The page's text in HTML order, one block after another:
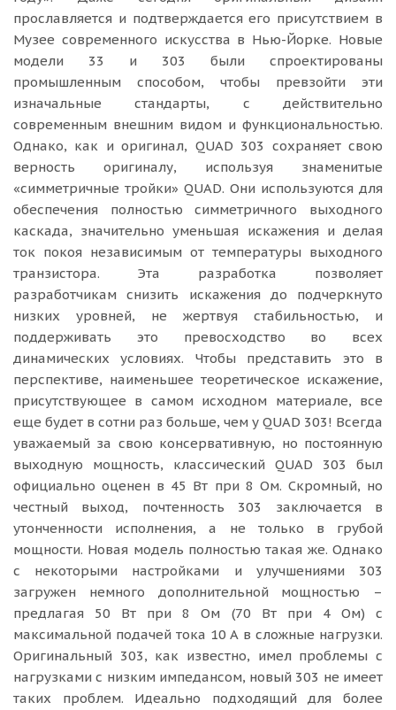
прославляется и подтверждается его присутствием в
Музее современного искусства в Нью-Йорке. Новые
модели 33 и 303 были спроектированы
промышленным способом, чтобы превзойти эти
изначальные стандарты, с действительно
современным внешним видом и функциональностью.
Однако, как и оригинал, QUAD 303 сохраняет свою
верность оригиналу, используя знаменитые
«симметричные тройки» QUAD. Они используются для
обеспечения полностью симметричного выходного
каскада, значительно уменьшая искажения и делая
ток покоя независимым от температуры выходного
транзистора. Эта разработка позволяет
разработчикам снизить искажения до подчеркнуто
низких уровней, не жертвуя стабильностью, и
поддерживать это превосходство во всех
динамических условиях. Чтобы представить это в
перспективе, наименьшее теоретическое искажение,
присутствующее в самом исходном материале, все
еще будет в сотни раз больше, чем у QUAD 303! Всегда
уважаемый за свою консервативную, но постоянную
выходную мощность, классический QUAD 303 был
официально оценен в 45 Вт при 8 Ом. Скромный, но
честный выход, почтенность 303 заключается в
утонченности исполнения, а не только в грубой
мощности. Новая модель полностью такая же. Однако
с некоторыми настройками и улучшениями 303
загружен немного дополнительной мощностью –
предлагая 50 Вт при 8 Ом (70 Вт при 4 Ом) с
максимальной подачей тока 10 А в сложные нагрузки.
Оригинальный 303, как известно, имел проблемы с
нагрузками с низким импедансом, новый 303 не имеет
таких проблем. Идеально подходящий для более